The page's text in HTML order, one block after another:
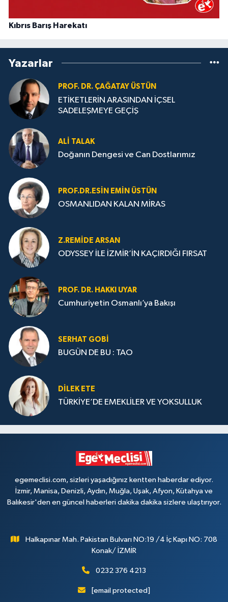
Kıbrıs Barış Harekatı
Yazarlar
PROF. DR. ÇAĞATAY ÜSTÜN
ETİKETLERİN ARASINDAN İÇSEL
SADELEŞMEYE GEÇİŞ
ALI TALAK
Doğanın Dengesi ve Can Dostlarımız
PROF.DR.ESIN EMIN ÜSTÜN
OSMANLIDAN KALAN MİRAS
Z.REMIDE ARSAN
ODYSSEY İLE İZMİR’İN KAÇIRDIĞI FIRSAT
PROF. DR. HAKKI UYAR
Cumhuriyetin Osmanlı’ya Bakışı
SERHAT GOBİ
BUGÜN DE BU : TAO
DILEK ETE
TÜRKİYE’DE EMEKLİLER VE YOKSULLUK
egemeclisi.com, sizleri yaşadığınız kentten haberdar ediyor.
İzmir, Manisa, Denizli, Aydın, Muğla, Uşak, Afyon, Kütahya ve
Balıkesir'den en güncel haberleri dakika dakika sizlere ulaştırıyor.
Halkapınar Mah. Pakistan Bulvarı NO:19 /4 İç Kapı NO: 708
Konak/ İZMİR
0232 376 4213
[email protected]